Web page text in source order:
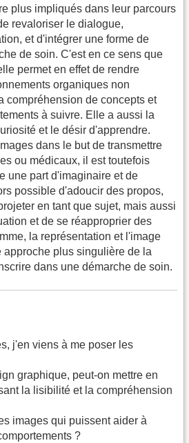
plus impliqués dans leur parcours
revaloriser le dialogue,
et d'intégrer une forme de
de soin. C'est en ce sens que
permet en effet de rendre
organiques non
compréhension de concepts et
à suivre. Elle a aussi la
et le désir d'apprendre.
dans le but de transmettre
ou médicaux, il est toutefois
une part d'imaginaire et de
possible d'adoucir des propos,
en tant que sujet, mais aussi
et de se réapproprier des
la représentation et l'image
approche plus singulière de la
dans une démarche de soin.
j'en viens à me poser les
graphique, peut-on mettre en
la lisibilité et la compréhension
images qui puissent aider à
?